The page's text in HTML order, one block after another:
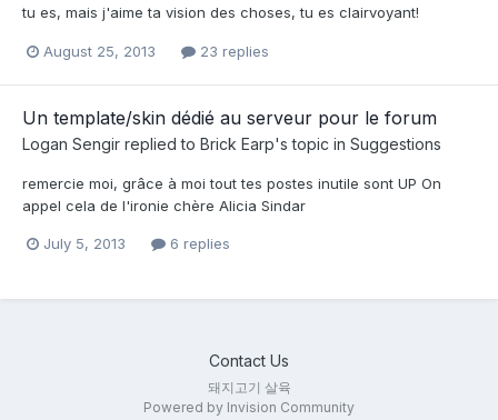
tu es, mais j'aime ta vision des choses, tu es clairvoyant!
August 25, 2013 23 replies
Un template/skin dédié au serveur pour le forum
Logan Sengir replied to Brick Earp's topic in Suggestions
remercie moi, grâce à moi tout tes postes inutile sont UP On
appel cela de l'ironie chère Alicia Sindar
July 5, 2013 6 replies
Contact Us
돼지고기 살육
Powered by Invision Community